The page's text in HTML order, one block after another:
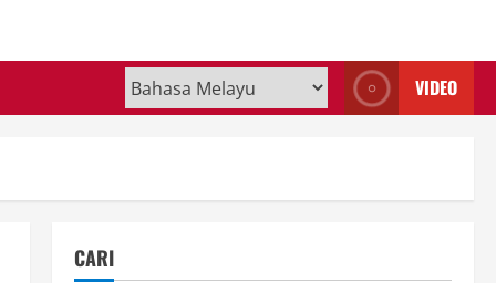
VIDEO
CARI